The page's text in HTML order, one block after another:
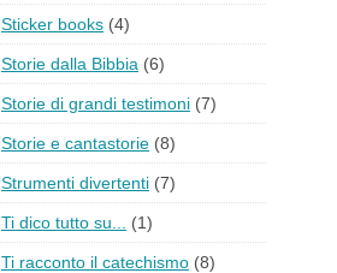
Sticker books (4)
Storie dalla Bibbia (6)
Storie di grandi testimoni (7)
Storie e cantastorie (8)
Strumenti divertenti (7)
Ti dico tutto su... (1)
Ti racconto il catechismo (8)